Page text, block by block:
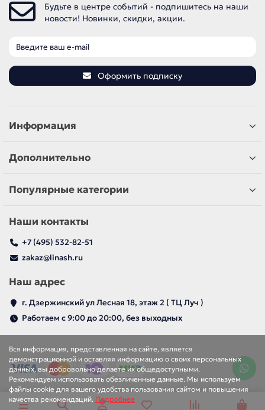
Вся информация, представленная на сайте, является
демонстрационной и оставляя информацию о своих персональных
данных, вы добровольно делаете их общедоступными.
Рекомендуем использовать обезличенные данные. Мы используем
файлы cookie для вашего удобства пользования сайтом и повышения
качества рекомендаций. Подробнее
Будьте в центре событий - подпишитесь на наши
новости! Новинки, скидки, акции.
Оформить подписку
Информация
Дополнительно
Популярные категории
Наши контакты
+7 (495) 532-82-51
zakaz@linash.ru
Наш адрес
г. Дзержинский ул Лесная 18, этаж 2 ( ТЦ Луч )
Работаем с 9:00 до 20:00, без выходных